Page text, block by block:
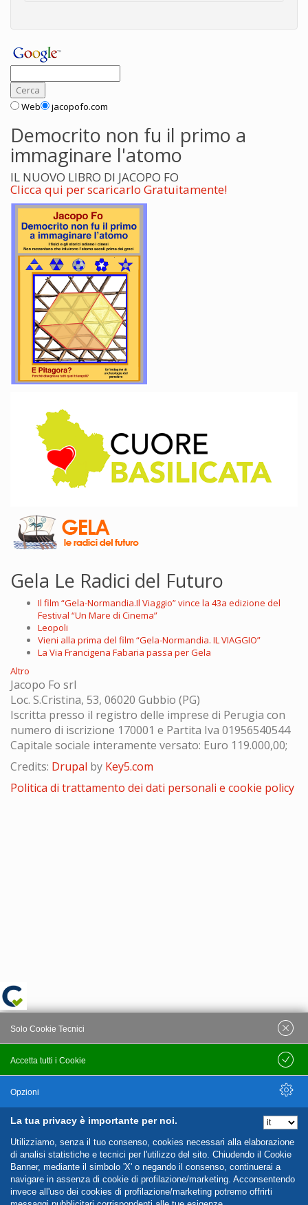
Web jacopofo.com
Democrito non fu il primo a
immaginare l'atomo
IL NUOVO LIBRO DI JACOPO FO
Clicca qui per scaricarlo Gratuitamente!
Gela Le Radici del Futuro
Il film “Gela-Normandia.Il Viaggio” vince la 43a edizione del
Festival “Un Mare di Cinema”
Leopoli
Vieni alla prima del film “Gela-Normandia. IL VIAGGIO”
La Via Francigena Fabaria passa per Gela
Altro
Jacopo Fo srl
Loc. S.Cristina, 53, 06020 Gubbio (PG)
Iscritta presso il registro delle imprese di Perugia con
numero di iscrizione 170001 e Partita Iva 01956540544
Capitale sociale interamente versato: Euro 119.000,00;
Credits: Drupal by Key5.com
Politica di trattamento dei dati personali e cookie policy
La tua privacy è importante per noi.
Utilizziamo, senza il tuo consenso, cookies necessari alla elaborazione
di analisi statistiche e tecnici per l'utilizzo del sito. Chiudendo il Cookie
Banner, mediante il simbolo 'X' o negando il consenso, continuerai a
navigare in assenza di cookie di profilazione/marketing. Acconsentendo
invece all'uso dei cookies di profilazione/marketing potremo offrirti
Accetta tutti i Cookie
Solo Cookie Tecnici
Salva
Opzioni
Nascondi Opzioni